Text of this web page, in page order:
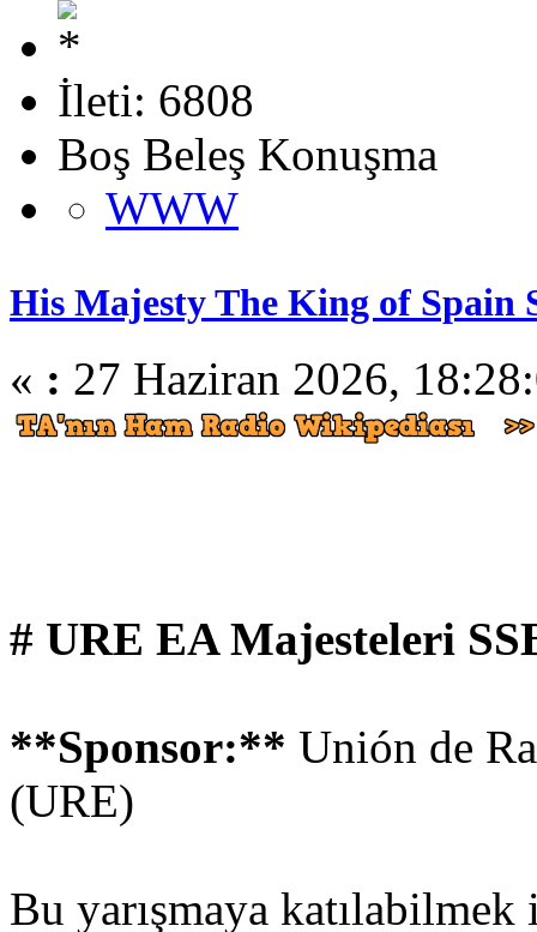
İleti: 6808
Boş Beleş Konuşma
WWW
His Majesty The King of Spain
« : 27 Haziran 2026,
# URE EA Majesteleri
**Sponsor:** Unión de
(URE)
Bu yarışmaya